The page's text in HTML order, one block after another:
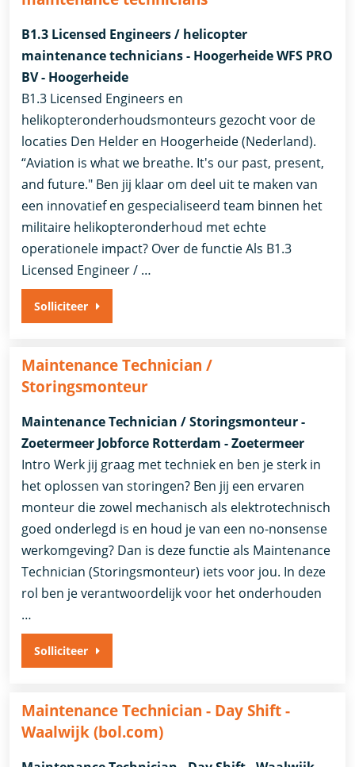
B1.3 Licensed Engineers / helicopter
maintenance technicians - Hoogerheide WFS PRO
BV - Hoogerheide
B1.3 Licensed Engineers en
helikopteronderhoudsmonteurs gezocht voor de
locaties Den Helder en Hoogerheide (Nederland).
“Aviation is what we breathe. It's our past, present,
and future." Ben jij klaar om deel uit te maken van
een innovatief en gespecialiseerd team binnen het
militaire helikopteronderhoud met echte
operationele impact? Over de functie Als B1.3
Licensed Engineer / …
Solliciteer
Maintenance Technician /
Storingsmonteur
Maintenance Technician / Storingsmonteur -
Zoetermeer Jobforce Rotterdam - Zoetermeer
Intro Werk jij graag met techniek en ben je sterk in
het oplossen van storingen? Ben jij een ervaren
monteur die zowel mechanisch als elektrotechnisch
goed onderlegd is en houd je van een no-nonsense
werkomgeving? Dan is deze functie als Maintenance
Technician (Storingsmonteur) iets voor jou. In deze
rol ben je verantwoordelijk voor het onderhouden
…
Solliciteer
Maintenance Technician - Day Shift -
Waalwijk (bol.com)